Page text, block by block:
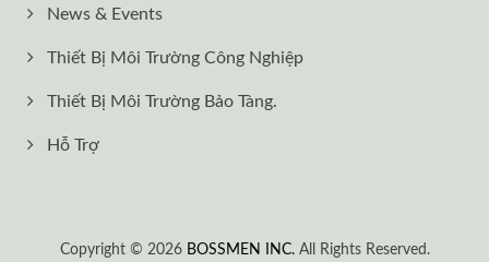
News & Events
Thiết Bị Môi Trường Công Nghiệp
Thiết Bị Môi Trường Bảo Tàng.
Hỗ Trợ
Copyright © 2026 BOSSMEN INC.All Rights Reserved.